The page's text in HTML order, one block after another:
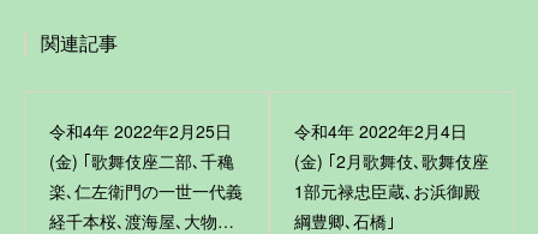
関連記事
令和4年 2022年2月25日
(金) ｢歌舞伎座二部､千穐
楽､仁左衛門の一世一代義
経千本桜､渡海屋､大物…
令和4年 2022年2月4日
(金) ｢2月歌舞伎､歌舞伎座
1部元禄忠臣蔵､お浜御殿
綱豊卿､石橋｣